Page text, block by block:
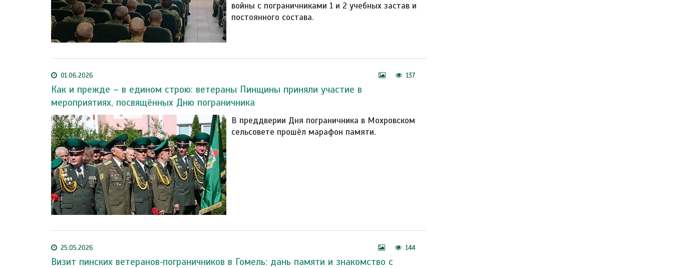
войны с пограничниками 1 и 2 учебных застав и
постоянного состава.
01.06.2026 137
Как и прежде – в едином строю: ветераны Пинщины приняли участие в
мероприятиях, посвящённых Дню пограничника
В преддверии Дня пограничника в Мохровском
сельсовете прошёл марафон памяти.
25.05.2026 144
Визит пинских ветеранов‑пограничников в Гомель: дань памяти и знакомство с